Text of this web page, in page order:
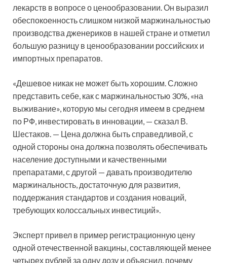
лекарств в вопросе о ценообразовании. Он выразил
обеспокоенность слишком низкой маржинальностью
производства дженериков в нашей стране и отметил
большую разницу в ценообразовании российских и
импортных препаратов.
«Дешевое никак не может быть хорошим. Сложно
представить себе, как с маржинальностью 30%, «на
выживание», которую мы сегодня имеем в среднем
по РФ, инвестировать в инновации, — сказал В.
Шестаков. — Цена должна быть справедливой, с
одной стороны она должна позволять обеспечивать
население доступными и качественными
препаратами, с другой — давать производителю
маржинальность, достаточную для развития,
поддержания стандартов и создания новаций,
требующих колоссальных инвестиций».
Эксперт привел в пример регистрационную цену
одной отечественной вакцины, составляющей менее
четырех рублей за одну дозу и объяснил, почему